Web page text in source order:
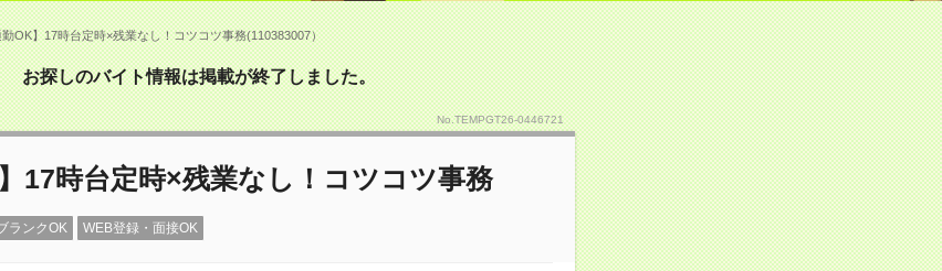
OK】17時台定時×残業なし！コツコツ事務(110383007）
お探しのバイト情報は掲載が終了しました。
No.TEMPGT26-0446721
】17時台定時×残業なし！コツコツ事務
ランクOK WEB登録・面接OK